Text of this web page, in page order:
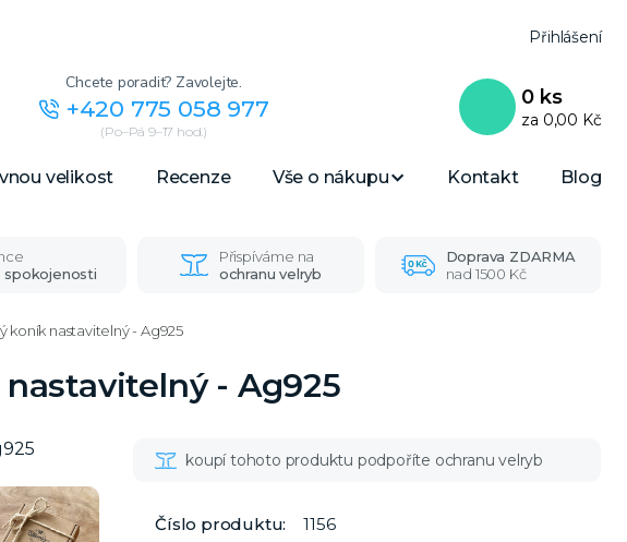
velikost Recenze Vše o nákupu Kontakt Blog
Přihlášení
Chcete poradit? Zavolejte.
+420 775 058 977
(Po–Pá 9–17 hod.)
0 ks
za 0,00 Kč
spokojenosti
Přispíváme na
ochranu velryb
Doprava ZDARMA
nad 1500 Kč
koník nastavitelný - Ag925
- Ag925
Číslo produktu:
1156